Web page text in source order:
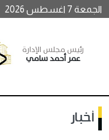
الجمعة 7 اغسطس 2026
رئيس مجلس الإدارة
عمر أحمد سامي
أخبار